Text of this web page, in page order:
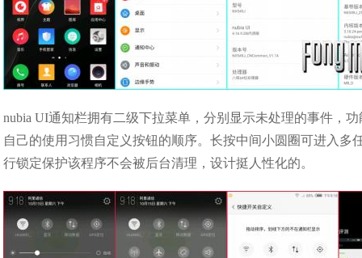
nubia UI通知栏拥有二级下拉菜单，分别显示未处理的事件，
自己的使用习惯自定义按钮的顺序。长按中间小圆圈可进入
行锁定保护该程序不会被后台清理，设计挺人性化的。